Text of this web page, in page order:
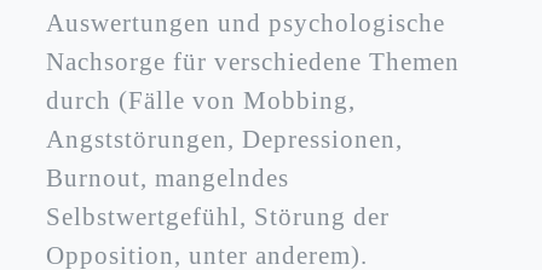
Auswertungen und psychologische
Nachsorge für verschiedene Themen
durch (Fälle von Mobbing,
Angststörungen, Depressionen,
Burnout, mangelndes
Selbstwertgefühl, Störung der
Opposition, unter anderem).